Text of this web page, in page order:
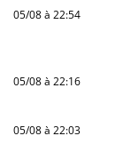
05/08 à 22:54
05/08 à 22:16
05/08 à 22:03